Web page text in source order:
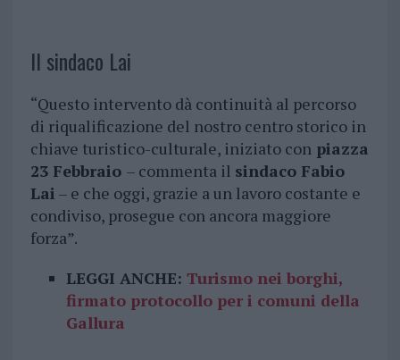
Il sindaco Lai
“Questo intervento dà continuità al percorso
di riqualificazione del nostro centro storico in
chiave turistico-culturale, iniziato conpiazza
23 Febbraio – commenta il sindaco Fabio
Lai – e che oggi, grazie a un lavoro costante e
condiviso, prosegue con ancora maggiore
forza”.
LEGGI ANCHE: Turismo nei borghi,
firmato protocollo per i comuni della
Gallura